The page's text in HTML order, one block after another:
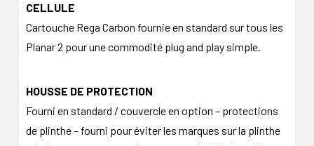
CELLULE
Cartouche Rega Carbon fournie en standard sur tous les
Planar 2 pour une commodité plug and play simple.
HOUSSE DE PROTECTION
Fourni en standard / couvercle en option – protections
de plinthe – fourni pour éviter les marques sur la plinthe